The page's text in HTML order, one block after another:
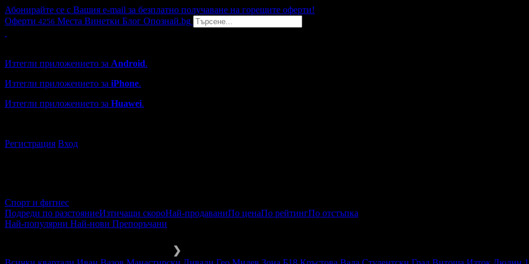
Абонирайте се с Вашия e-mail за безплатно получаване на горещите оферти!
Оферти 4256 Места Винетки Блог Опознай.bg
Изтегли приложението за Android.
Изтегли приложението за iPhone.
Изтегли приложението за Huawei.
Регистрация Вход
Спорт и фитнес
Подреди по разстояниеИзтичащи скороНай-продаваниПо ценаПо рейтингПо отстъпка
Най-популярни Най-нови Препоръчани
❯